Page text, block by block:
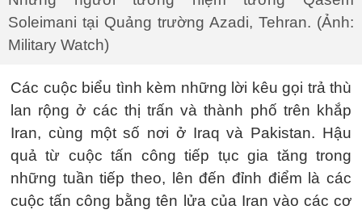
Soleimani tại Quảng trường Azadi, Tehran. (Ảnh:
Military Watch)
Các cuộc biểu tình kèm những lời kêu gọi trả thù
lan rộng ở các thị trấn và thành phố trên khắp
Iran, cùng một số nơi ở Iraq và Pakistan. Hậu
quả từ cuộc tấn công tiếp tục gia tăng trong
những tuần tiếp theo, lên đến đỉnh điểm là các
cuộc tấn công bằng tên lửa của Iran vào các cơ